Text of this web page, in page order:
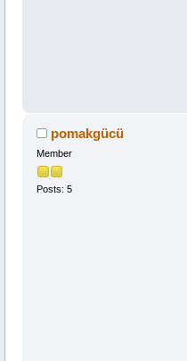
pomakgücü
Member
Posts: 5